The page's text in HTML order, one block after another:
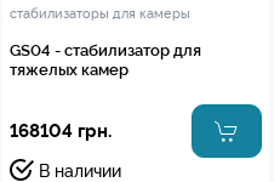
стабилизаторы для камеры
GS04 - стабилизатор для
тяжелых камер
168104 грн.
В наличии